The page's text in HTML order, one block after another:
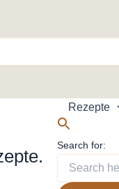
Rezepte
Search for: